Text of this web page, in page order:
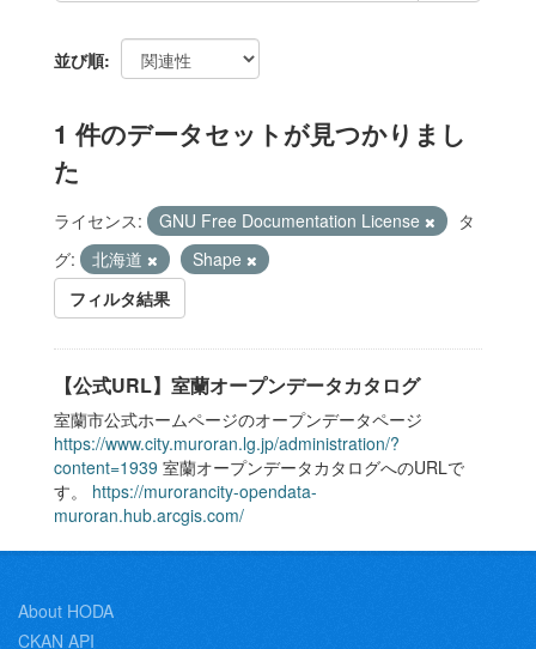
並び順
1 件のデータセットが見つかりまし
た
ライセンス: GNU Free Documentation License
タ
グ:
北海道
Shape
フィルタ結果
【公式URL】室蘭オープンデータカタログ
室蘭市公式ホームページのオープンデータページ
https://www.city.muroran.lg.jp/administration/?
content=1939 室蘭オープンデータカタログへのURLで
す。 https://murorancity-opendata-
muroran.hub.arcgis.com/
About HODA
CKAN API